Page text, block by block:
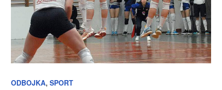
ODBOJKA,SPORT